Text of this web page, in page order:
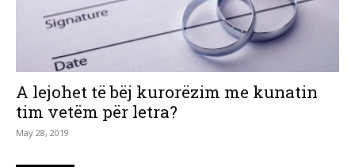
A lejohet të bëj kurorëzim me kunatin
tim vetëm për letra?
May 28, 2019